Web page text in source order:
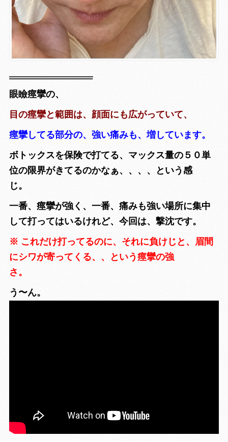
眼瞼痙攣の、
目の痙攣と範囲は、顔面にも広がっていて、
痙攣してる部分の、強い痛みも、増しています。
ボトックスを保険で打てる、マックス量の５０単
位の限界がきてるのかなぁ、、、、という感
じ。
一番、痙攣が強く、一番、痛みも強い場所に集中
して打ってはいるけれど、今回は、撃沈です。
※ これだけ打ってるのに、それに負けじと、眉間
にシワが寄ってくる、、という痙攣の強
さ。
う〜ん。